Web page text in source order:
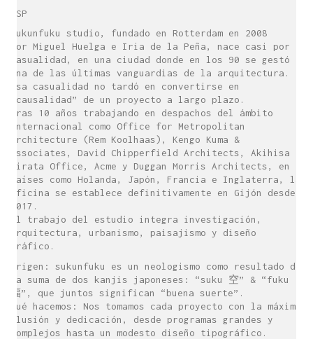
ESP
sukunfuku studio, fundado en Rotterdam en 2008
por Miguel Huelga e Iria de la Peña, nace casi por
casualidad, en una ciudad donde en los 90 se gestó
una de las últimas vanguardias de la arquitectura.
Esa casualidad no tardó en convertirse en
“causalidad” de un proyecto a largo plazo.
Tras 10 años trabajando en despachos del ámbito
internacional como Office for Metropolitan
Architecture (Rem Koolhaas), Kengo Kuma &
Associates, David Chipperfield Architects, Akihisa
Hirata Office, Acme y Duggan Morris Architects, en
países como Holanda, Japón, Francia e Inglaterra, la
oficina se establece definitivamente en Gijón desde
2017.
El trabajo del estudio integra investigación,
arquitectura, urbanismo, paisajismo y diseño
gráfico.
Origen: sukunfuku es un neologismo como resultado de
la suma de dos kanjis japoneses: “suku 空” & “fuku
福”, que juntos significan “buena suerte”.
Qué hacemos: Nos tomamos cada proyecto con la máxima
ilusión y dedicación, desde programas grandes y
complejos hasta un modesto diseño tipográfico.